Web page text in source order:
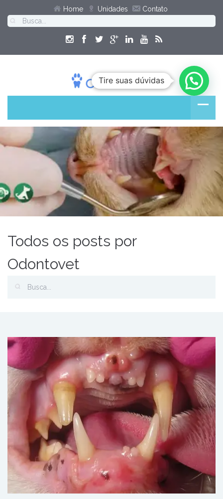
Home Unidades Contato
Todos os posts por
Odontovet
Tire suas dúvidas